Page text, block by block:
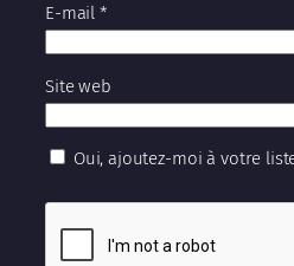
E-mail *
Site web
Oui, ajoutez-moi à votre